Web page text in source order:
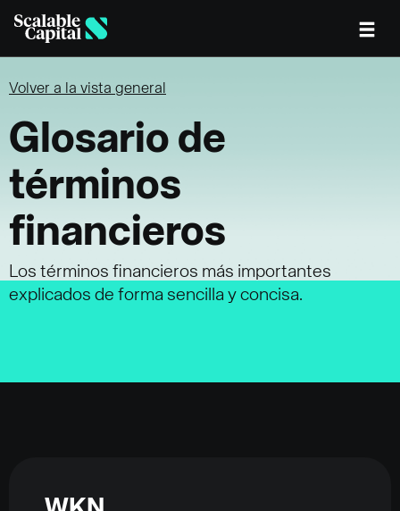
Volver a la vista general
Glosario de
términos
financieros
Los términos financieros más importantes
explicados de forma sencilla y concisa.